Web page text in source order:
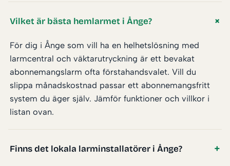
Vilket är bästa hemlarmet i Ånge?
För dig i Ånge som vill ha en helhetslösning med
larmcentral och väktarutryckning är ett bevakat
abonnemangslarm ofta förstahandsvalet. Vill du
slippa månadskostnad passar ett abonnemangsfritt
system du äger själv. Jämför funktioner och villkor i
listan ovan.
Finns det lokala larminstallatörer i Ånge?